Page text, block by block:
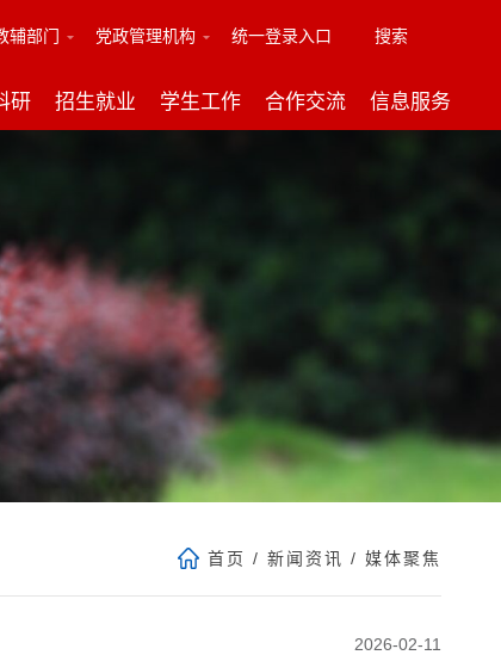
辅部门 党政管理机构 统一登录入口 搜索
研 招生就业 学生工作 合作交流 信息服务
首页 / 新闻资讯 / 媒体聚焦
2026-02-11